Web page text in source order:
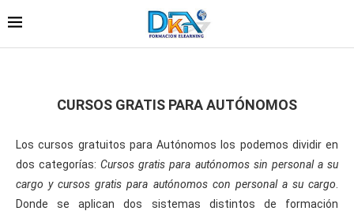
CURSOS GRATIS PARA AUTÓNOMOS
Los cursos gratuitos para Autónomos los podemos dividir en
dos categorías: Cursos gratis para autónomos sin personal a su
cargo y cursos gratis para autónomos con personal a su cargo
Donde se aplican dos sistemas distintos de formación